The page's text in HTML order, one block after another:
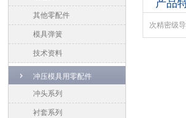
其他零配件
模具弹簧
技术资料
冲压模具用零配件
冲头系列
衬套系列
产品
次精密级